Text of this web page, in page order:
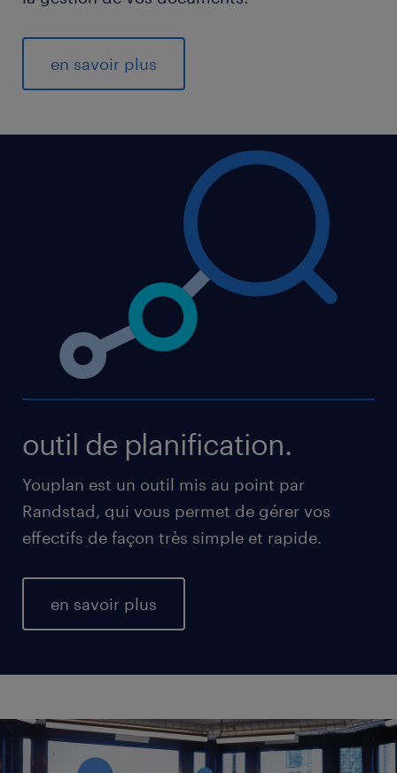
en savoir plus
outil de planification.
Youplan est un outil mis au point par
Randstad, qui vous permet de gérer vos
effectifs de façon très simple et rapide.
en savoir plus